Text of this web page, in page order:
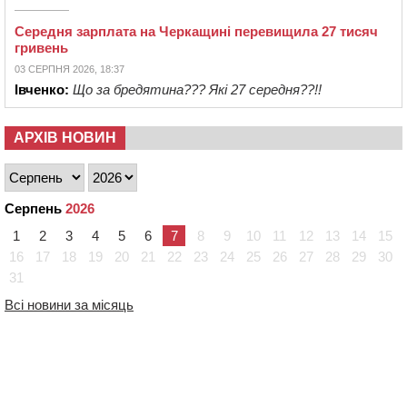
Середня зарплата на Черкащині перевищила 27 тисяч
гривень
03 СЕРПНЯ 2026, 18:37
Івченко: Що за бредятина??? Які 27 середня??!!
АРХІВ НОВИН
Серпень 2026
1
2 3 4 5 6 7 8 9 10 11 12 13 14
15
16
17 18 19 20 21 22 23 24 25 26 27 28 29
30
31
Всі новини за місяць